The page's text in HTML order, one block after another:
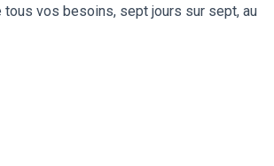
tous vos besoins, sept jours sur sept, au